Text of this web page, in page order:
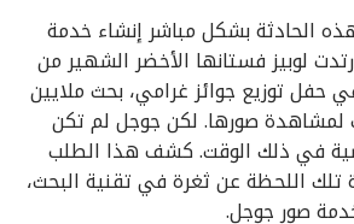
الحادثة بشكل مباشر إنشاء خدمة
لوبيز فستانها الأخضر الشهير من
توزيع جوائز غرامي، بحث ملايين
لمشاهدة صورها. لكن جوجل لم تكن
في ذلك الوقت. كشف هذا الطلب
اللحظة عن ثغرة في تقنية البحث،
صور جوجل.